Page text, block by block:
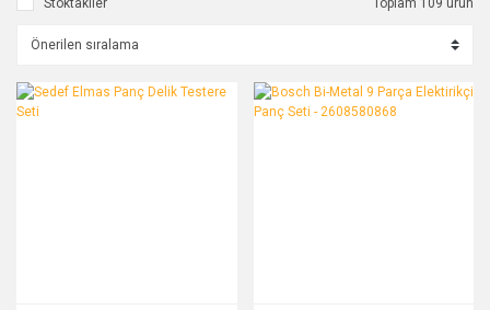
Stoktakiler Toplam 109 ürün